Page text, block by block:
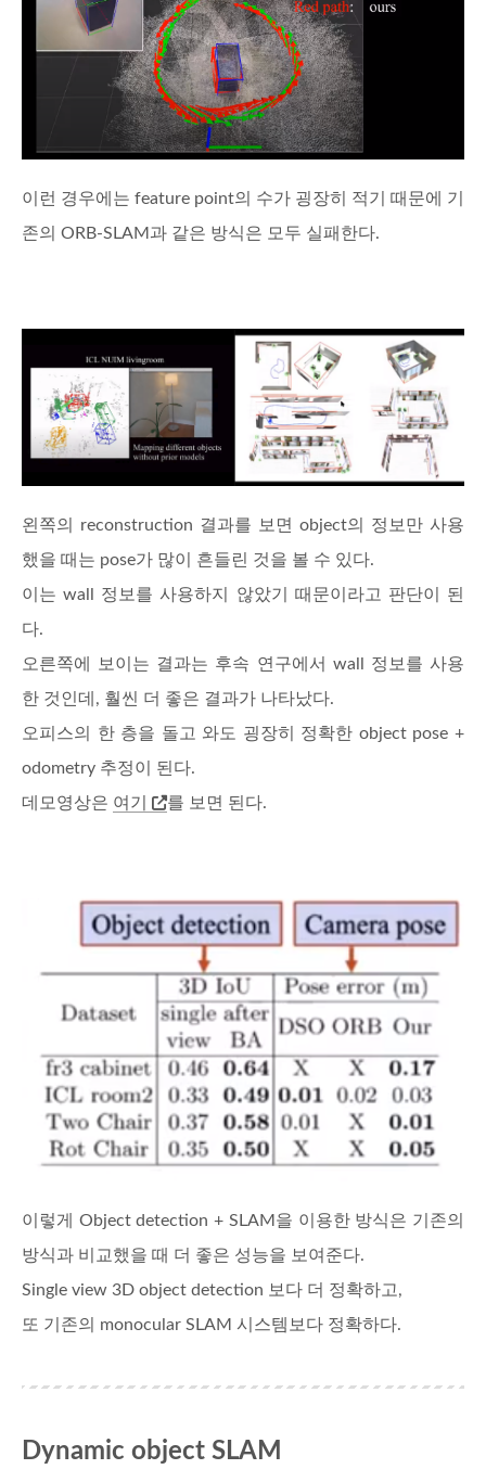
이런 경우에는 feature point의 수가 굉장히 적기 때문에 기
존의 ORB-SLAM과 같은 방식은 모두 실패한다.
왼쪽의 reconstruction 결과를 보면 object의 정보만 사용
했을 때는 pose가 많이 흔들린 것을 볼 수 있다.
이는 wall 정보를 사용하지 않았기 때문이라고 판단이 된
다.
오른쪽에 보이는 결과는 후속 연구에서 wall 정보를 사용
한 것인데, 훨씬 더 좋은 결과가 나타났다.
오피스의 한 층을 돌고 와도 굉장히 정확한 object pose +
odometry 추정이 된다.
데모영상은 여기 를 보면 된다.
이렇게 Object detection + SLAM을 이용한 방식은 기존의
방식과 비교했을 때 더 좋은 성능을 보여준다.
Single view 3D object detection 보다 더 정확하고,
또 기존의 monocular SLAM 시스템보다 정확하다.
Dynamic object SLAM